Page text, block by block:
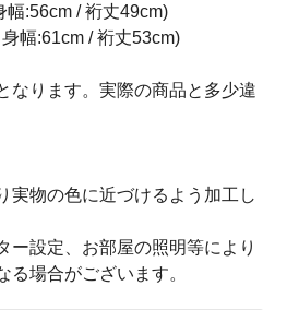
幅:56cm / 裄丈49cm)
幅:61cm / 裄丈53cm)
なります。実際の商品と多少違
実物の色に近づけるよう加工し
ー設定、お部屋の照明等により
る場合がございます。